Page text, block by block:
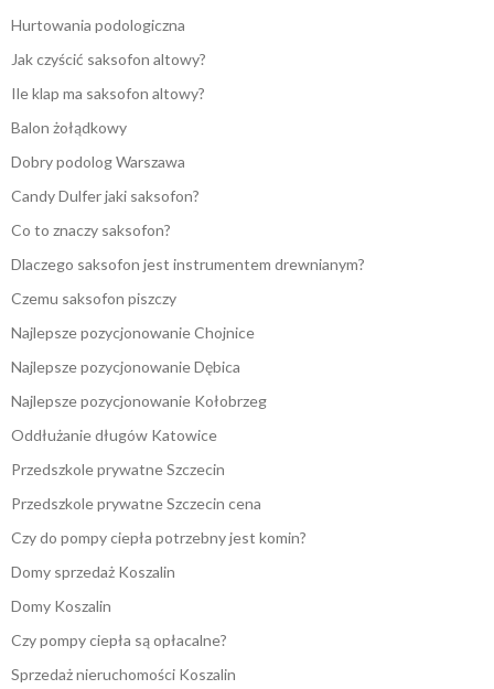
Hurtowania podologiczna
Jak czyścić saksofon altowy?
Ile klap ma saksofon altowy?
Balon żołądkowy
Dobry podolog Warszawa
Candy Dulfer jaki saksofon?
Co to znaczy saksofon?
Dlaczego saksofon jest instrumentem drewnianym?
Czemu saksofon piszczy
Najlepsze pozycjonowanie Chojnice
Najlepsze pozycjonowanie Dębica
Najlepsze pozycjonowanie Kołobrzeg
Oddłużanie długów Katowice
Przedszkole prywatne Szczecin
Przedszkole prywatne Szczecin cena
Czy do pompy ciepła potrzebny jest komin?
Domy sprzedaż Koszalin
Domy Koszalin
Czy pompy ciepła są opłacalne?
Sprzedaż nieruchomości Koszalin